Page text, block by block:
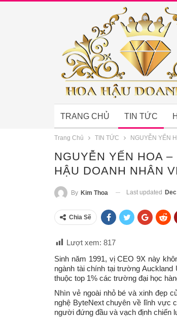
TRANG CHỦ TIN TỨC
Trang Chủ TIN TỨC NGUYỄN YẾN
NGUYỄN YẾN HOA
HẬU DOANH NHÂN
By Kim Thoa Last updated
Chia Sẽ
Lượt xem: 817
Sinh năm 1991, vị CEO 9X này
ngành tài chính tại trường Auckland
thuộc top 1% các trường đại học
Nhìn vẻ ngoài nhỏ bé và xinh đẹp
nghệ ByteNext chuyên về lĩnh vực
người đứng đầu và vạch định chiến